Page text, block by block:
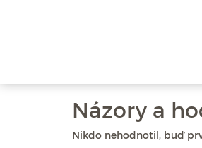
Názory a
Nikdo nehodnotil, buď